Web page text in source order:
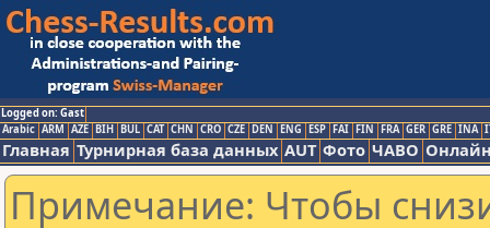
Logged on: Gast
Arabic ARM AZE BIH BUL CAT CHN CRO CZE DEN ENG ESP FAI FIN FRA GER GRE INA
Главная Турнирная база данных AUT Фото ЧАВО
Примечание: Чтобы